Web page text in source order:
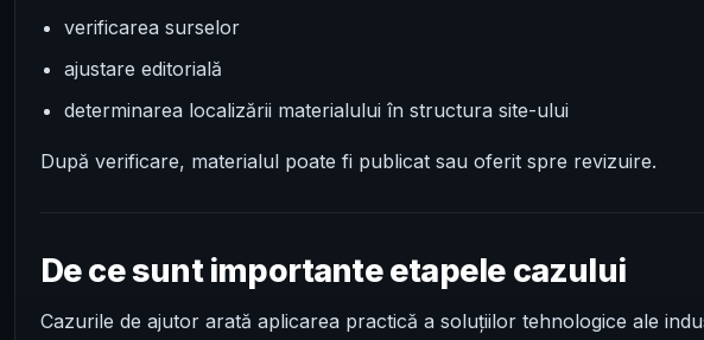
verificarea surselor
ajustare editorială
determinarea localizării materialului în structura site-ului
După verificare, materialul poate fi publicat sau oferit spre revizuire.
De ce sunt importante etapele cazului
Cazurile de ajutor arată aplicarea practică a soluțiilor tehnologice ale